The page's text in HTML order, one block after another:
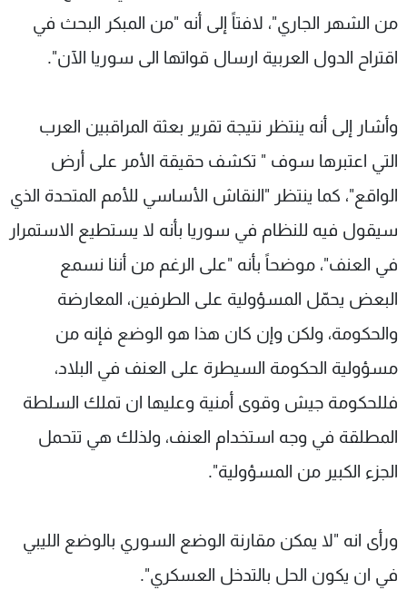
من الشهر الجاري"، لافتاً إلى أنه "من المبكر البحث في
اقتراح الدول العربية ارسال قواتها الى سوريا الآن".
وأشار إلى أنه ينتظر نتيجة تقرير بعثة المراقبين العرب
التي اعتبرها سوف " تكشف حقيقة الأمر على أرض
الواقع"، كما ينتظر "النقاش الأساسي للأمم المتحدة الذي
سيقول فيه للنظام في سوريا بأنه لا يستطيع الاستمرار
في العنف"، موضحاً بأنه "على الرغم من أننا نسمع
البعض يحمّل المسؤولية على الطرفين، المعارضة
والحكومة، ولكن وإن كان هذا هو الوضع فإنه من
مسؤولية الحكومة السيطرة على العنف في البلاد،
فللحكومة جيش وقوى أمنية وعليها ان تملك السلطة
المطلقة في وجه استخدام العنف، ولذلك هي تتحمل
الجزء الكبير من المسؤولية".
ورأى انه "لا يمكن مقارنة الوضع السوري بالوضع الليبي
في ان يكون الحل بالتدخل العسكري".